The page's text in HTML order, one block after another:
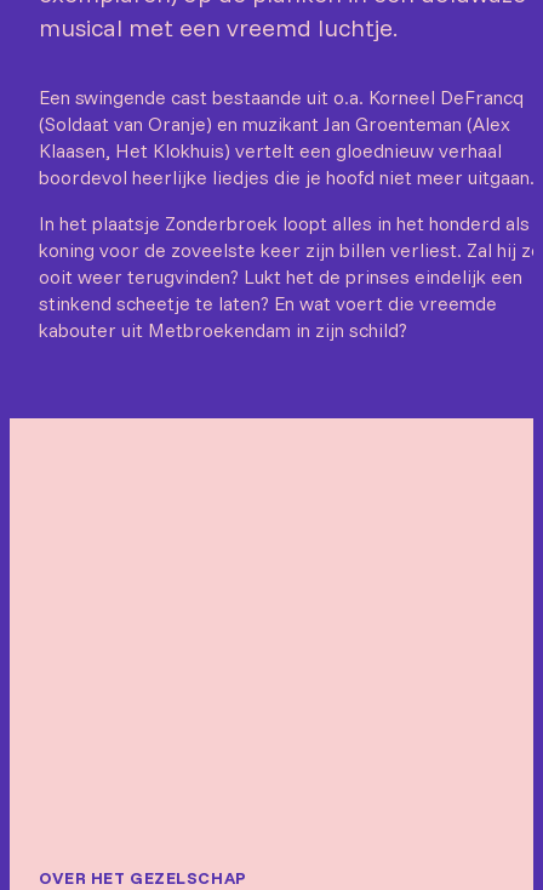
musical met een vreemd luchtje.
Een swingende cast bestaande uit o.a. Korneel DeFrancq
(Soldaat van Oranje) en muzikant Jan Groenteman (Alex
Klaasen, Het Klokhuis) vertelt een gloednieuw verhaal
boordevol heerlijke liedjes die je hoofd niet meer uitgaan.
In het plaatsje Zonderbroek loopt alles in het honderd als
koning voor de zoveelste keer zijn billen verliest. Zal hij ze
ooit weer terugvinden? Lukt het de prinses eindelijk een
stinkend scheetje te laten? En wat voert die vreemde
kabouter uit Metbroekendam in zijn schild?
OVER HET GEZELSCHAP